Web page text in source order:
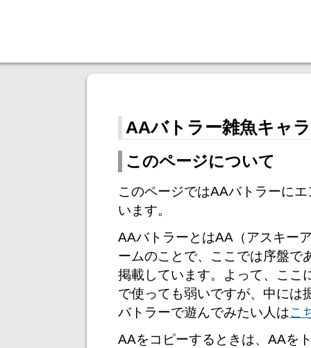
AAバトラー雑魚キャ
このページについて
このページではAAバトラーに
います。
AAバトラーとはAA（アスキー
ームのことで、ここでは序盤で
掲載しています。よって、ここ
で使っても弱いですが、中には
バトラーで遊んでみたい人はこ
AAをコピーするときは、AAを